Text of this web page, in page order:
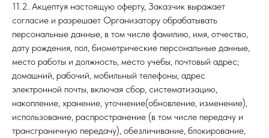
11.2. Акцептуя настоящую оферту, Заказчик выражает
согласие и разрешает Организатору обрабатывать
персональные данные, в том числе фамилию, имя, отчество,
дату рождения, пол, биометрические персональные данные,
место работы и должность, место учебы, почтовый адрес;
домашний, рабочий, мобильный телефоны, адрес
электронной почты, включая сбор, систематизацию,
накопление, хранение, уточнение(обновление, изменение),
использование, распространение (в том числе передачу и
трансграничную передачу), обезличивание, блокирование,